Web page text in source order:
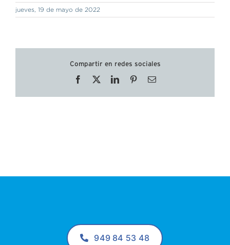
jueves, 19 de mayo de 2022
Compartir en redes sociales
Facebook LinkedInPinterestCorreo
949 84 53 48